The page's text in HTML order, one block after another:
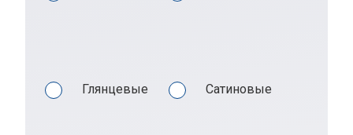
Глянцевые Сатиновые